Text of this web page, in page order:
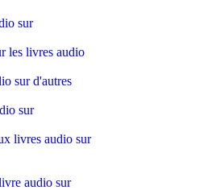
sur
les livres audio
sur d'autres
sur
livres audio sur
audio sur